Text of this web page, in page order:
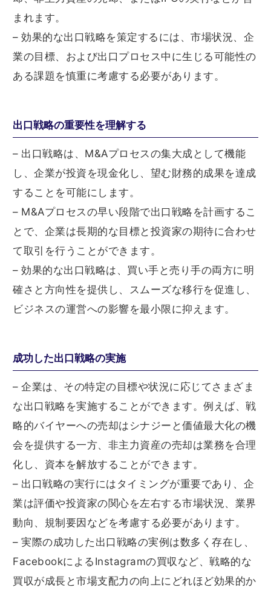
まれます。
– 効果的な出口戦略を策定するには、市場状況、企
業の目標、および出口プロセス中に生じる可能性の
ある課題を慎重に考慮する必要があります。
出口戦略の重要性を理解する
– 出口戦略は、M&Aプロセスの集大成として機能
し、企業が投資を現金化し、望む財務的成果を達成
することを可能にします。
– M&Aプロセスの早い段階で出口戦略を計画するこ
とで、企業は長期的な目標と投資家の期待に合わせ
て取引を行うことができます。
– 効果的な出口戦略は、買い手と売り手の両方に明
確さと方向性を提供し、スムーズな移行を促進し、
ビジネスの運営への影響を最小限に抑えます。
成功した出口戦略の実施
– 企業は、その特定の目標や状況に応じてさまざま
な出口戦略を実施することができます。例えば、戦
略的バイヤーへの売却はシナジーと価値最大化の機
会を提供する一方、非主力資産の売却は業務を合理
化し、資本を解放することができます。
– 出口戦略の実行にはタイミングが重要であり、企
業は評価や投資家の関心を左右する市場状況、業界
動向、規制要因などを考慮する必要があります。
– 実際の成功した出口戦略の実例は数多く存在し、
FacebookによるInstagramの買収など、戦略的な
買収が成長と市場支配力の向上にどれほど効果的か